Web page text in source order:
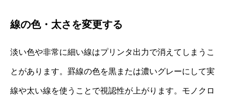
線の色・太さを変更する
淡い色や非常に細い線はプリンタ出力で消えてしまうこ
とがあります。罫線の色を黒または濃いグレーにして実
線や太い線を使うことで視認性が上がります。モノクロ